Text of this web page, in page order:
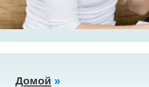
Домой »